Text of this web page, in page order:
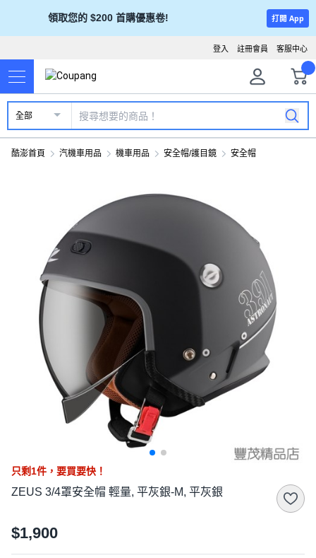
領取您的 $200 首購優惠卷! 打開 App
客服中心
註冊會員
登入
全部
酷澎首頁 汽機車用品 機車用品 安全帽/護目鏡 安全帽
只剩1件， 要買要快！
ZEUS 3/4罩安全帽 輕量, 平灰銀-M, 平灰銀
$1,900